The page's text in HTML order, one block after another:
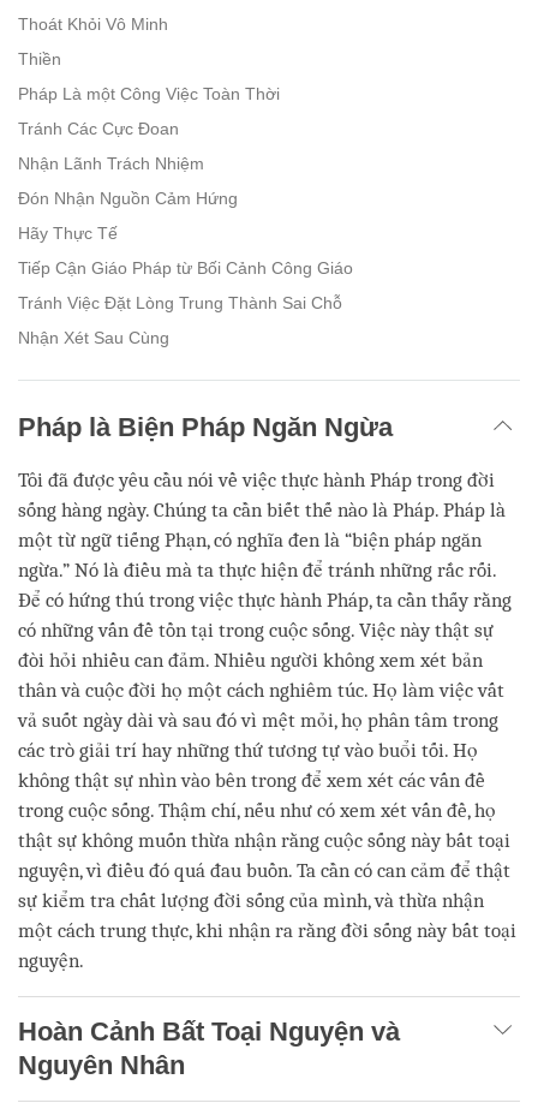
Thoát Khỏi Vô Minh
Thiền
Pháp Là một Công Việc Toàn Thời
Tránh Các Cực Đoan
Nhận Lãnh Trách Nhiệm
Đón Nhận Nguồn Cảm Hứng
Hãy Thực Tế
Tiếp Cận Giáo Pháp từ Bối Cảnh Công Giáo
Tránh Việc Đặt Lòng Trung Thành Sai Chỗ
Nhận Xét Sau Cùng
Pháp là Biện Pháp Ngăn Ngừa
Tôi đã được yêu cầu nói về việc thực hành Pháp trong đời
sống hàng ngày. Chúng ta cần biết thế nào là Pháp. Pháp là
một từ ngữ tiếng Phạn, có nghĩa đen là “biện pháp ngăn
ngừa.” Nó là điều mà ta thực hiện để tránh những rắc rối.
Để có hứng thú trong việc thực hành Pháp, ta cần thấy rằng
có những vấn đề tồn tại trong cuộc sống. Việc này thật sự
đòi hỏi nhiều can đảm. Nhiều người không xem xét bản
thân và cuộc đời họ một cách nghiêm túc. Họ làm việc vất
vả suốt ngày dài và sau đó vì mệt mỏi, họ phân tâm trong
các trò giải trí hay những thứ tương tự vào buổi tối. Họ
không thật sự nhìn vào bên trong để xem xét các vấn đề
trong cuộc sống. Thậm chí, nếu như có xem xét vấn đề, họ
thật sự không muốn thừa nhận rằng cuộc sống này bất toại
nguyện, vì điều đó quá đau buồn. Ta cần có can cảm để thật
sự kiểm tra chất lượng đời sống của mình, và thừa nhận
một cách trung thực, khi nhận ra rằng đời sống này bất toại
nguyện.
Hoàn Cảnh Bất Toại Nguyện và
Nguyên Nhân